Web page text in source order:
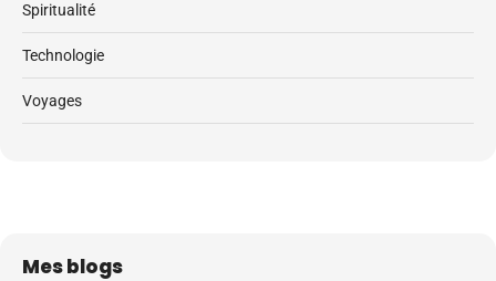
Spiritualité
Technologie
Voyages
Mes blogs